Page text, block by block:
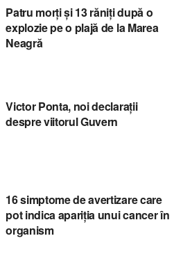
Patru morți și 13 răniți după o
explozie pe o plajă de la Marea
Neagră
Victor Ponta, noi declarații
despre viitorul Guvern
16 simptome de avertizare care
pot indica apariția unui cancer în
organism